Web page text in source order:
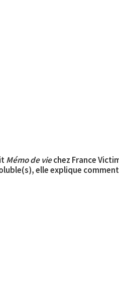
Mémo de viechez France
elle explique